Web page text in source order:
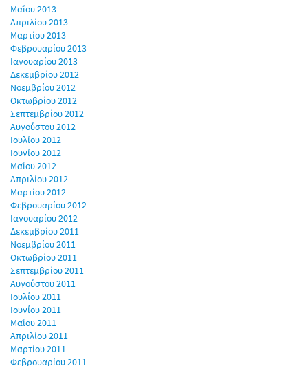
Μαΐου 2013
Απριλίου 2013
Μαρτίου 2013
Φεβρουαρίου 2013
Ιανουαρίου 2013
Δεκεμβρίου 2012
Νοεμβρίου 2012
Οκτωβρίου 2012
Σεπτεμβρίου 2012
Αυγούστου 2012
Ιουλίου 2012
Ιουνίου 2012
Μαΐου 2012
Απριλίου 2012
Μαρτίου 2012
Φεβρουαρίου 2012
Ιανουαρίου 2012
Δεκεμβρίου 2011
Νοεμβρίου 2011
Οκτωβρίου 2011
Σεπτεμβρίου 2011
Αυγούστου 2011
Ιουλίου 2011
Ιουνίου 2011
Μαΐου 2011
Απριλίου 2011
Μαρτίου 2011
Φεβρουαρίου 2011